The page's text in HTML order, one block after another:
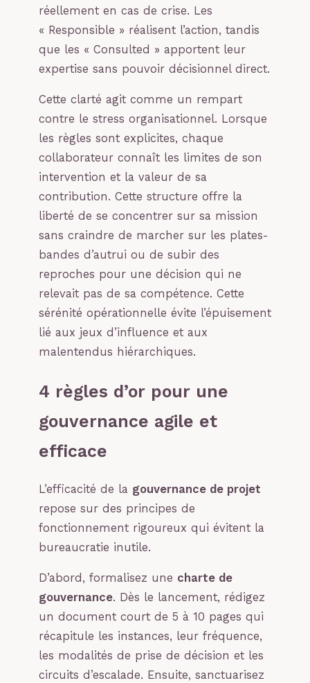
réellement en cas de crise. Les
« Responsible » réalisent l’action, tandis
que les « Consulted » apportent leur
expertise sans pouvoir décisionnel direct.
Cette clarté agit comme un rempart
contre le stress organisationnel. Lorsque
les règles sont explicites, chaque
collaborateur connaît les limites de son
intervention et la valeur de sa
contribution. Cette structure offre la
liberté de se concentrer sur sa mission
sans craindre de marcher sur les plates-
bandes d’autrui ou de subir des
reproches pour une décision qui ne
relevait pas de sa compétence. Cette
sérénité opérationnelle évite l’épuisement
lié aux jeux d’influence et aux
malentendus hiérarchiques.
4 règles d’or pour une
gouvernance agile et
efficace
L’efficacité de la gouvernance de projet
repose sur des principes de
fonctionnement rigoureux qui évitent la
bureaucratie inutile.
D’abord, formalisez une charte de
gouvernance. Dès le lancement, rédigez
un document court de 5 à 10 pages qui
récapitule les instances, leur fréquence,
les modalités de prise de décision et les
circuits d’escalade. Ensuite, sanctuarisez